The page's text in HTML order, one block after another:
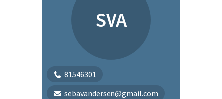
SVA
81546301
sebavandersen@gmail.com